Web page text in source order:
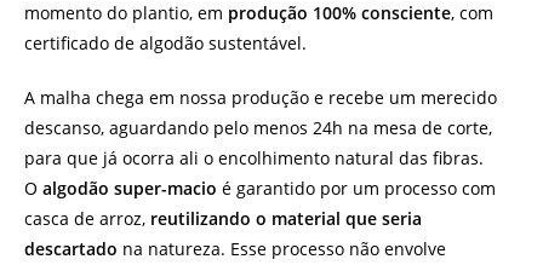
momento do plantio, em produção 100% consciente, com
certificado de algodão sustentável.
A malha chega em nossa produção e recebe um merecido
descanso, aguardando pelo menos 24h na mesa de corte,
para que já ocorra ali o encolhimento natural das fibras.
O algodão super-macio é garantido por um processo com
casca de arroz, reutilizando o material que seria
descartado na natureza. Esse processo não envolve